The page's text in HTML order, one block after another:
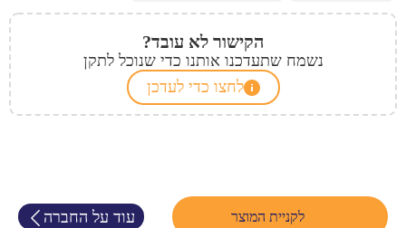
הקישור לא עובד?
נשמח שתעדכנו אותנו כדי שנוכל לתקן
לחצו כדי לעדכן
לקניית המוצר עוד על החברה